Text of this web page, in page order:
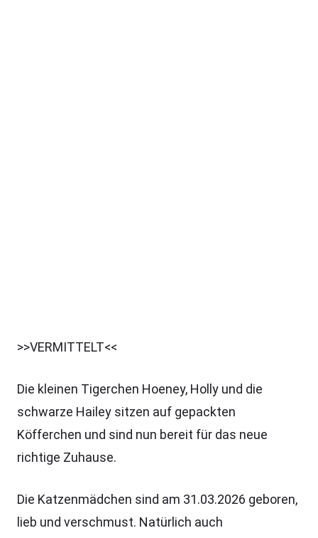
>>VERMITTELT<<
Die kleinen Tigerchen Hoeney, Holly und die
schwarze Hailey sitzen auf gepackten
Köfferchen und sind nun bereit für das neue
richtige Zuhause.
Die Katzenmädchen sind am 31.03.2026 geboren,
lieb und verschmust. Natürlich auch